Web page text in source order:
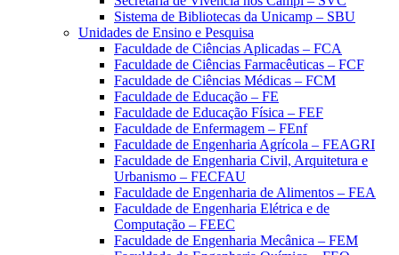
Sistema de Bibliotecas da Unicamp – SBU
Unidades de Ensino e Pesquisa
Faculdade de Ciências Aplicadas – FCA
Faculdade de Ciências Farmacêuticas – FCF
Faculdade de Ciências Médicas – FCM
Faculdade de Educação – FE
Faculdade de Educação Física – FEF
Faculdade de Enfermagem – FEnf
Faculdade de Engenharia Agrícola – FEAGRI
Faculdade de Engenharia Civil, Arquitetura e
Urbanismo – FECFAU
Faculdade de Engenharia de Alimentos – FEA
Faculdade de Engenharia Elétrica e de
Computação – FEEC
Faculdade de Engenharia Mecânica – FEM